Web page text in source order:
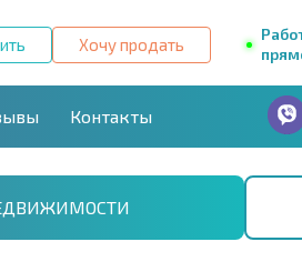
Хочу продать
Контакты